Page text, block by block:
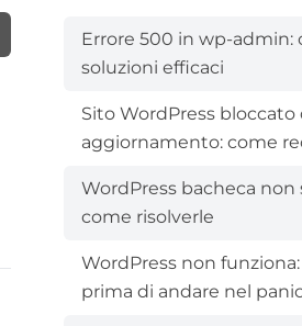
Errore 500 in wp-admin:
soluzioni efficaci
Sito WordPress
aggiornamento: come
WordPress bacheca non
come risolverle
WordPress non
prima di andare nel